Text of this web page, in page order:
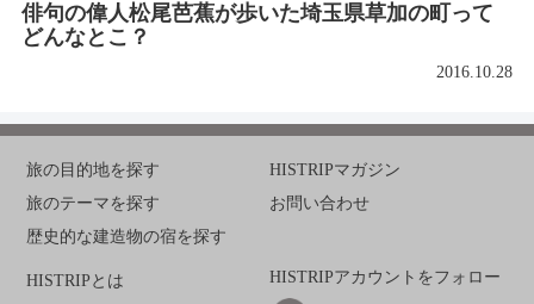
俳句の偉人松尾芭蕉が歩いた埼玉県草加の町って
どんなとこ？
2016.10.28
旅の目的地を探す
旅のテーマを探す
歴史的な建造物の宿を探す
HISTRIPマガジン
お問い合わせ
HISTRIPとは HISTRIPアカウントをフォロー